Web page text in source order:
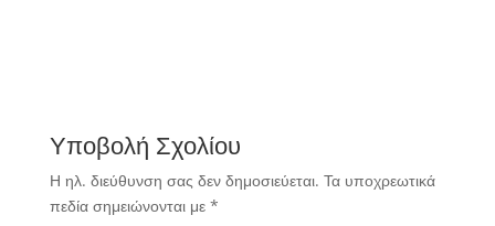
Υποβολή Σχολίου
Η ηλ. διεύθυνση σας δεν δημοσιεύεται. Τα υποχρεωτικά
πεδία σημειώνονται με *